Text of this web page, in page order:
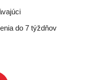
do 7 týždňov